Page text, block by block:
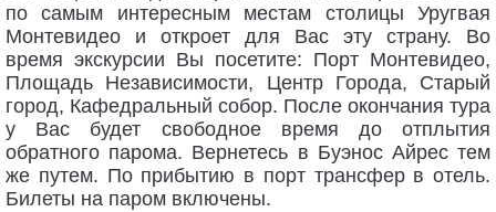
по самым интересным местам столицы Уругвая
Монтевидео и откроет для Вас эту страну. Во
время экскурсии Вы посетите: Порт Монтевидео,
Площадь Независимости, Центр Города, Старый
город, Кафедральный собор. После окончания тура
у Вас будет свободное время до отплытия
обратного парома. Вернетесь в Буэнос Айрес тем
же путем. По прибытию в порт трансфер в отель.
Билеты на паром включены.